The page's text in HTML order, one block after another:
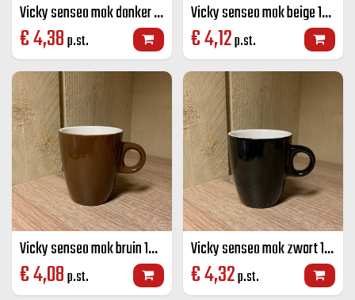
Vicky senseo mok donker blauw 19 CL
€4,38p.st.
Vicky senseo mok beige 19 CL
€4,12p.st.
Vicky senseo mok bruin 19 CL
€4,08p.st.
Vicky senseo mok zwart 19 CL
€4,32p.st.